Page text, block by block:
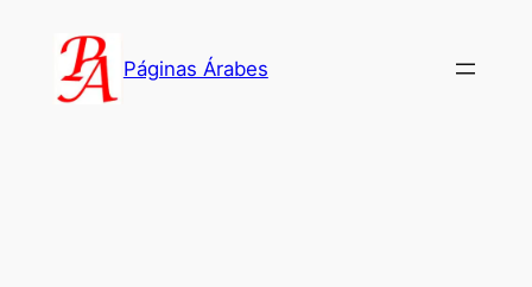
contenido
Páginas Árabes